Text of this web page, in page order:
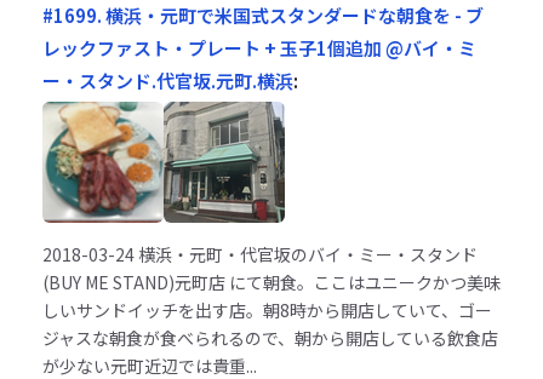
#1699. 横浜・元町で米国式スタンダードな朝食を - ブ
レックファスト・プレート + 玉子1個追加 @バイ・ミ
ー・スタンド.代官坂.元町.横浜:
2018-03-24横浜・元町・代官坂のバイ・ミー・スタンド
(BUY ME STAND)元町店 にて朝食。ここはユニークかつ美味
しいサンドイッチを出す店。朝8時から開店していて、ゴー
ジャスな朝食が食べられるので、朝から開店している飲食店
が少ない元町近辺では貴重...